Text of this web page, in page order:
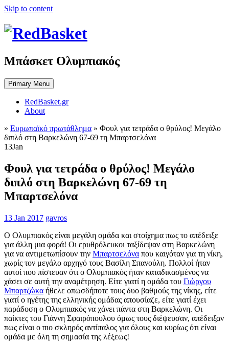
Skip to content
Μπάσκετ Ολυμπιακός
Primary Menu
RedBasket.gr
About
» Ευρωπαϊκό πρωτάθλημα » Φουλ για τετράδα ο θρύλος! Μεγάλο
διπλό στη Βαρκελώνη 67-69 τη Μπαρτσελόνα
13Jan
Φουλ για τετράδα ο θρύλος! Μεγάλο
διπλό στη Βαρκελώνη 67-69 τη
Μπαρτσελόνα
13 Jan 2017 gavros
Ο Ολυμπιακός είναι μεγάλη ομάδα και στοίχημα πως το απέδειξε
για άλλη μια φορά! Οι ερυθρόλευκοι ταξίδεψαν στη Βαρκελώνη
για να αντιμετωπίσουν την Μπαρτσελόνα που καιγόταν για τη νίκη,
χωρίς τον μεγάλο αρχηγό τους Βασίλη Σπανούλη. Πολλοί ήταν
αυτοί που πίστευαν ότι ο Ολυμπιακός ήταν καταδικασμένος να
χάσει σε αυτή την αναμέτρηση. Είτε γιατί η ομάδα του Γιώργου
Μπαρτζώκα ήθελε οπωσδήποτε τους δυο βαθμούς της νίκης, είτε
γιατί ο ηγέτης της ελληνικής ομάδας απουσίαζε, είτε γιατί έχει
παράδοση ο Ολυμπιακός να χάνει πάντα στη Βαρκελώνη. Οι
παίκτες του Γιάννη Σφαιρόπουλου όμως τους διέψευσαν, απέδειξαν
πως είναι ο πιο σκληρός αντίπαλος για όλους και κυρίως ότι είναι
ομάδα με όλη τη σημασία της λέξεως!